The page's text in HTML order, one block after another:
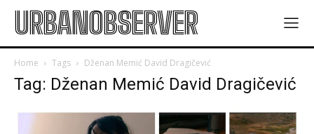
URBANOBSERVER
Home Tags Dženan Memić David Dragičević
Tag: Dženan Memić David Dragičević